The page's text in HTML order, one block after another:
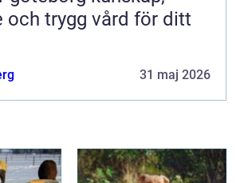
och trygg vård för ditt
31 maj 2026